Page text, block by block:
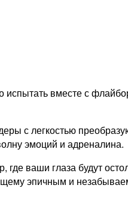
испытать вместе с
с легкостью
эмоций и адреналина.
ваши глаза будут
эпичным и